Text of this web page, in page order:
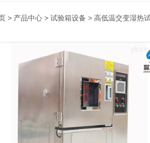
> 产品中心 > 试验箱设备 > 高低温交变湿热